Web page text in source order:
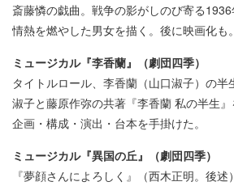
斎藤憐の戯曲。戦争の影がしのび寄る
情熱を燃やした男女を描く。後に映画化も。
ミュージカル『李香蘭』（劇団四季）
タイトルロール、李香蘭（山口淑子）の半
淑子と藤原作弥の共著『李香蘭 私の半生
企画・構成・演出・台本を手掛けた。
ミュージカル『異国の丘』（劇団四季）
『夢顔さんによろしく』（西木正明。後